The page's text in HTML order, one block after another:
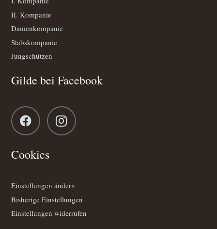
II. Kompanie
Damenkompanie
Stabskompanie
Jungschützen
Gilde bei Facebook
Cookies
Einstellungen ändern
Bisherige Einstellungen
Einstellungen widerrufen